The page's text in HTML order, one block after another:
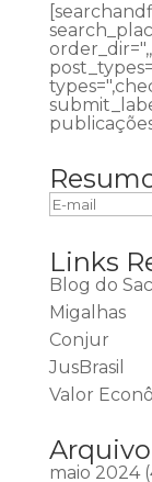
Links
Blog do
Migalhas
Conjur
JusBrasil
Valor
Arquivo
maio 2024